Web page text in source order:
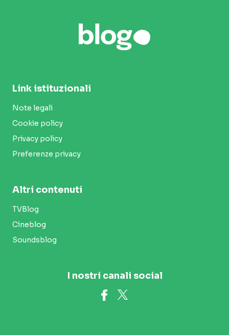
Link istituzionali
Note legali
Cookie policy
Privacy policy
Preferenze privacy
Altri contenuti
TVBlog
Cineblog
Soundsblog
I nostri canali social